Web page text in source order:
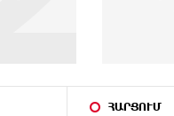
ՀԱՐՑՈՒՄ